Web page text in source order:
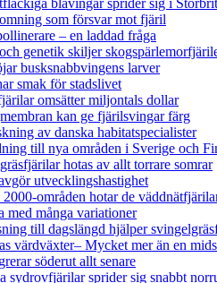
som försvar mot fjäril
– en laddad fråga
genetik skiljer
busksnabbvingens larver
smak för stadslivet
omsätter miljontals dollar
kan ge fjärilsvingar färg
av danska habitatspecialister
till nya områden i Sverige och
hotas av allt torrare somrar
utvecklingshastighet
områden hotar de
med många variationer
till dagslängd hjälper
värdväxter– Mycket mer än en
söderut allt senare
sydrovfjärilar sprider sig snabbt